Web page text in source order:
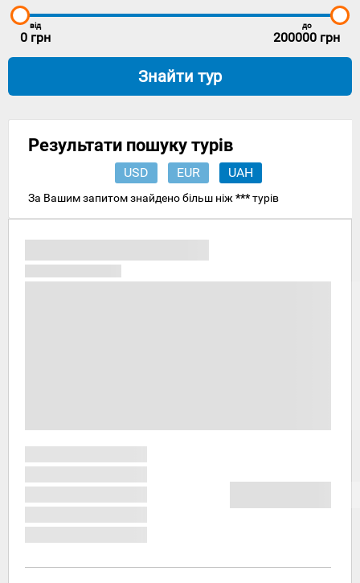
від
0 грн
до
200000 грн
Знайти тур
Результати пошуку турів
USD EUR UAH
За Вашим запитом знайдено більш ніж ***турів